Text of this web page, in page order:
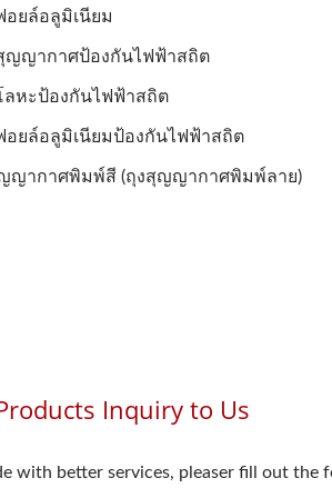
อยล์อลูมิเนียม
ญญากาศป้องกันไฟฟ้าสถิต
ลหะป้องกันไฟฟ้าสถิต
อยล์อลูมิเนียมป้องกันไฟฟ้าสถิต
ญากาศพิมพ์สี (ถุงสุญญากาศพิมพ์ลาย)
โต๊ะ)